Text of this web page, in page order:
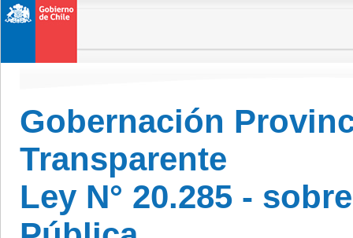
Gobernación
Transparente
Ley N° 20.285 -